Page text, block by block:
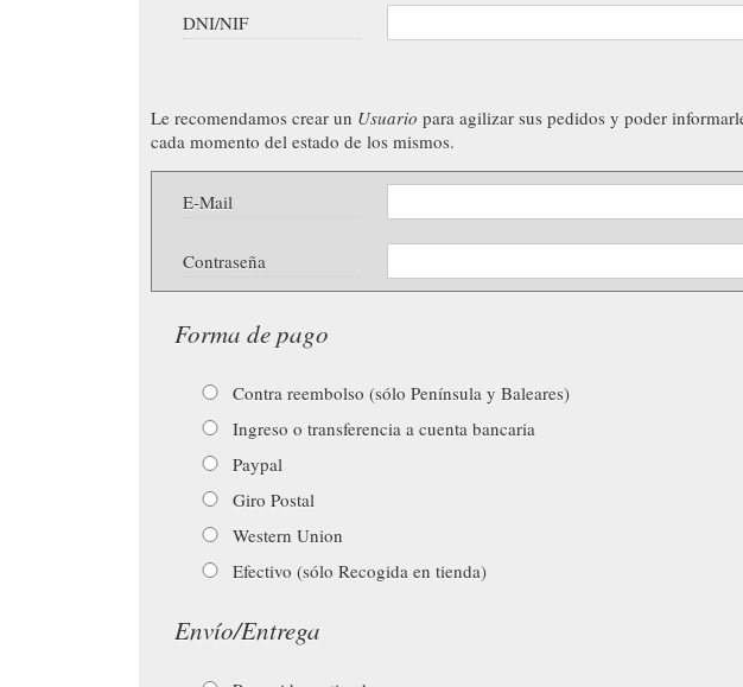
DNI/NIF
Le recomendamos crear un Usuario para agilizar sus pedidos y poder
cada momento del estado de los mismos.
E-Mail
Contraseña
Forma de pago
Contra reembolso (sólo Península y Baleares)
Ingreso o transferencia a cuenta bancaria
Paypal
Giro Postal
Western Union
Efectivo (sólo Recogida en tienda)
Envío/Entrega